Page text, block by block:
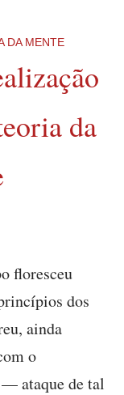
DA MENTE
da
floresceu
dos
ainda
o
ataque de tal